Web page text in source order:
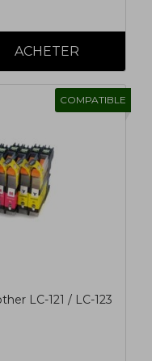
COMPATIBLE
LC-121 / LC-123